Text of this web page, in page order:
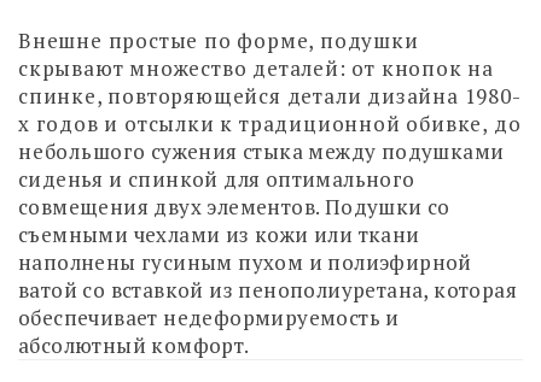
Внешне простые по форме, подушки
скрывают множество деталей: от кнопок на
спинке, повторяющейся детали дизайна 1980-
х годов и отсылки к традиционной обивке, до
небольшого сужения стыка между подушками
сиденья и спинкой для оптимального
совмещения двух элементов. Подушки со
съемными чехлами из кожи или ткани
наполнены гусиным пухом и полиэфирной
ватой со вставкой из пенополиуретана, которая
обеспечивает недеформируемость и
абсолютный комфорт.